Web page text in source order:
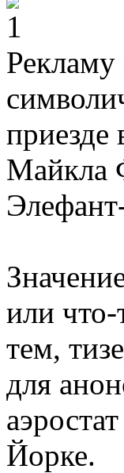
Майкла
или
тем,
для
Йорке.